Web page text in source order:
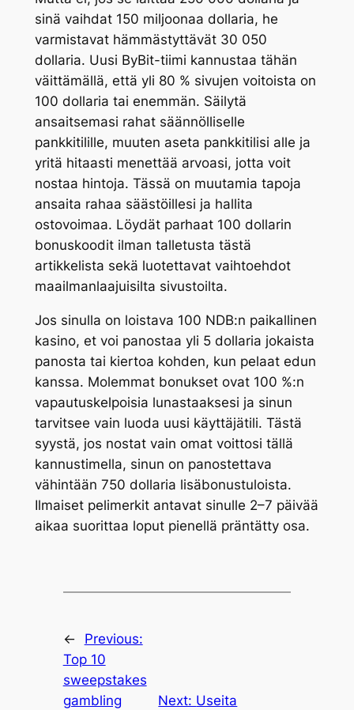
sinä vaihdat 150 miljoonaa dollaria, he
varmistavat hämmästyttävät 30 050
dollaria. Uusi ByBit-tiimi kannustaa tähän
väittämällä, että yli 80 % sivujen voitoista on
100 dollaria tai enemmän. Säilytä
ansaitsemasi rahat säännölliselle
pankkitilille, muuten aseta pankkitilisi alle ja
yritä hitaasti menettää arvoasi, jotta voit
nostaa hintoja. Tässä on muutamia tapoja
ansaita rahaa säästöillesi ja hallita
ostovoimaa. Löydät parhaat 100 dollarin
bonuskoodit ilman talletusta tästä
artikkelista sekä luotettavat vaihtoehdot
maailmanlaajuisilta sivustoilta.
Jos sinulla on loistava 100 NDB:n paikallinen
kasino, et voi panostaa yli 5 dollaria jokaista
panosta tai kiertoa kohden, kun pelaat edun
kanssa. Molemmat bonukset ovat 100 %:n
vapautuskelpoisia lunastaaksesi ja sinun
tarvitsee vain luoda uusi käyttäjätili. Tästä
syystä, jos nostat vain omat voittosi tällä
kannustimella, sinun on panostettava
vähintään 750 dollaria lisäbonustuloista.
Ilmaiset pelimerkit antavat sinulle 2–7 päivää
aikaa suorittaa loput pienellä präntätty osa.
←
Previous:
Top 10
sweepstakes
gambling
Next: Useita